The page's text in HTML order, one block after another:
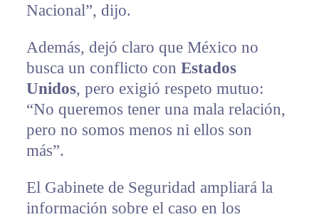
Nacional”, dijo.
Además, dejó claro que México no
busca un conflicto con Estados
Unidos, pero exigió respeto mutuo:
“No queremos tener una mala relación,
pero no somos menos ni ellos son
más”.
El Gabinete de Seguridad ampliará la
información sobre el caso en los